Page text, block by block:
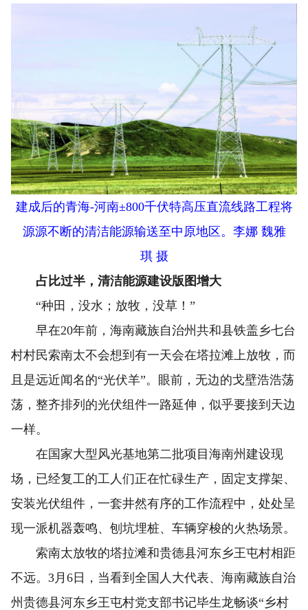
建成后的青海-河南±800千伏特高压直流线路工程将
源源不断的清洁能源输送至中原地区。李娜 魏雅
琪 摄
占比过半，清洁能源建设版图增大
“种田，没水；放牧，没草！”
早在20年前，海南藏族自治州共和县铁盖乡七台
村村民索南太不会想到有一天会在塔拉滩上放牧，而
且是远近闻名的“光伏羊”。眼前，无边的戈壁浩浩荡
荡，整齐排列的光伏组件一路延伸，似乎要接到天边
一样。
在国家大型风光基地第二批项目海南州建设现
场，已经复工的工人们正在忙碌生产，固定支撑架、
安装光伏组件，一套井然有序的工作流程中，处处呈
现一派机器轰鸣、刨坑埋桩、车辆穿梭的火热场景。
索南太放牧的塔拉滩和贵德县河东乡王屯村相距
不远。3月6日，当看到全国人大代表、海南藏族自治
州贵德县河东乡王屯村党支部书记毕生龙畅谈“乡村